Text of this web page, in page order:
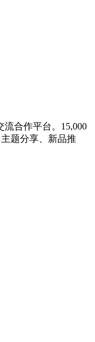
合作平台。15,000
题分享、新品推